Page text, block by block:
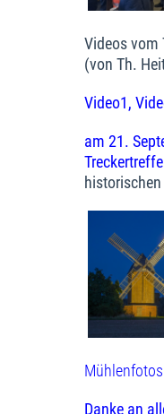
Videos vom
(von Th.
Video1,
am 21.
Danke an